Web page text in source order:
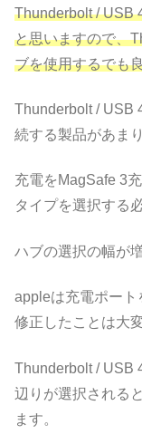
Thunderbolt / USB
と思いますので、
ブを使用するでも
Thunderbolt / USB
続する製品があま
充電をMagSafe 3
タイプを選択する
ハブの選択の幅が
appleは充電ポート
修正したことは大
Thunderbolt / USB
辺りが選択される
ます。